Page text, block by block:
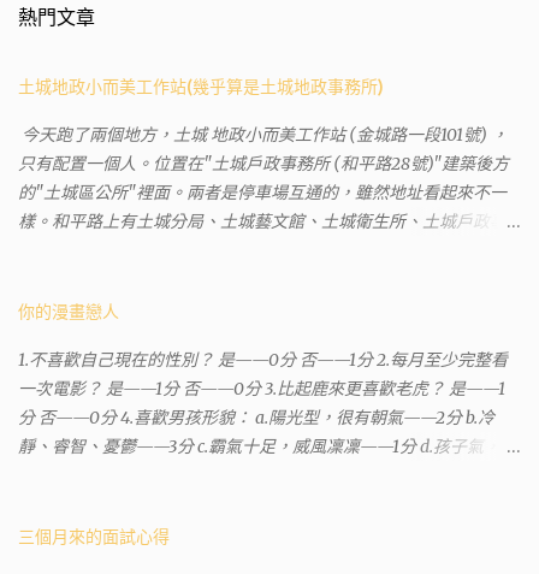
熱門文章
土城地政小而美工作站(幾乎算是土城地政事務所)
今天跑了兩個地方，土城 地政小而美工作站 (金城路一段101號) ，
只有配置一個人。位置在"土城戶政事務所 (和平路28號)"建築後方
的"土城區公所"裡面。兩者是停車場互通的，雖然地址看起來不一
樣。和平路上有土城分局、土城藝文館、土城衛生所、土城戶政事
沒有正式的地政事務所，只有地政小而美工作站 ，也已經能處理大
到以後還真嚇了一跳，這一看就有問題。要是我拿著那不被承認、
有問題的幽靈合約恐怕還調不到資源。但我不知道審判時法官會不
會去調閱這些資料。因為沒把握每個法官或檢察官都公正細心，在
案牘勞形中，會願意為了這種小人物受害案件去挖出更大的黑幕。
市板橋地政事務所 )去取得。不過實際到了現場發現還是需要法院的
你的漫畫戀人
1.不喜歡自己現在的性別？ 是——0分 否——1分 2.每月至少完整看
一次電影？ 是——1分 否——0分 3.比起鹿來更喜歡老虎？ 是——1
分 否——0分 4.喜歡男孩形貌： a.陽光型，很有朝氣——2分 b.冷
靜、睿智、憂鬱——3分 c.霸氣十足，威風凜凜——1分 d.孩子氣，十
——1分 6.希望戀人的姓氏： a.大眾化——1分 b.罕見，古色古香的複
三個月來的面試心得